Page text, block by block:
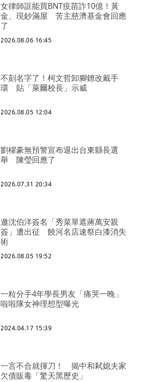
女律師誆能買BNT疫苗詐10億！黃
金、現鈔滿屋 苦主慈濟基金會回應
了
2026.08.06 16:45
不刻名字了！柯文哲卸腳鐐改戴手
環 貼「萊爾校長」示威
2026.08.05 12:04
劉櫂豪無預警宣布退出台東縣長選
舉 陳瑩回應了
2026.07.31 20:34
邀沈伯洋簽名「秀菜單遮蔣萬安親
簽」遭出征 饒河名店速祭白漆消失
術
2026.08.05 19:52
一粒分手4年學長男友「痛哭一晚」
啦啦隊女神理想型曝光
2024.04.17 15:39
一言不合就揮刀！ 揭中和弒媳夫家
欠債販毒「驚天黑歷史」